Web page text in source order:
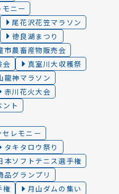
ニー
尾花沢花笠マラソン
徳良湖まつり
市農畜産物販売会
会
真室川大収穫祭
龍神マラソン
赤川花火大会
ト
レモニー
タキタロウ祭り
本ソフトテニス選手権
品グランプリ
権
月山ダムの集い